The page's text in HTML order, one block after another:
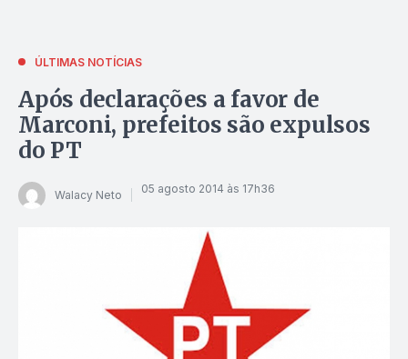
ÚLTIMAS NOTÍCIAS
Após declarações a favor de
Marconi, prefeitos são expulsos
do PT
Walacy Neto 05 agosto 2014 às 17h36